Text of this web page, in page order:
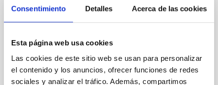
Consentimiento Detalles Acerca de las cookies
Esta página web usa cookies
Las cookies de este sitio web se usan para personalizar
el contenido y los anuncios, ofrecer funciones de redes
sociales y analizar el tráfico. Además, compartimos
emission can efficiently probe for the presence of
single JWST MIRI/LRS secondary eclipses for 10
Smith, Cole et al.
Fecha de publicación:
6 2026